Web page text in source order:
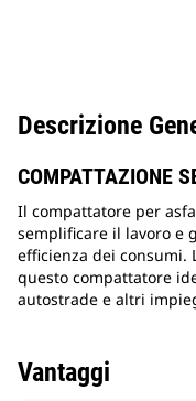
Descrizione
COMPATTAZIONE
Il compattatore per
semplificare il lavoro e
efficienza dei consumi.
questo compattatore
autostrade e altri
Vantaggi